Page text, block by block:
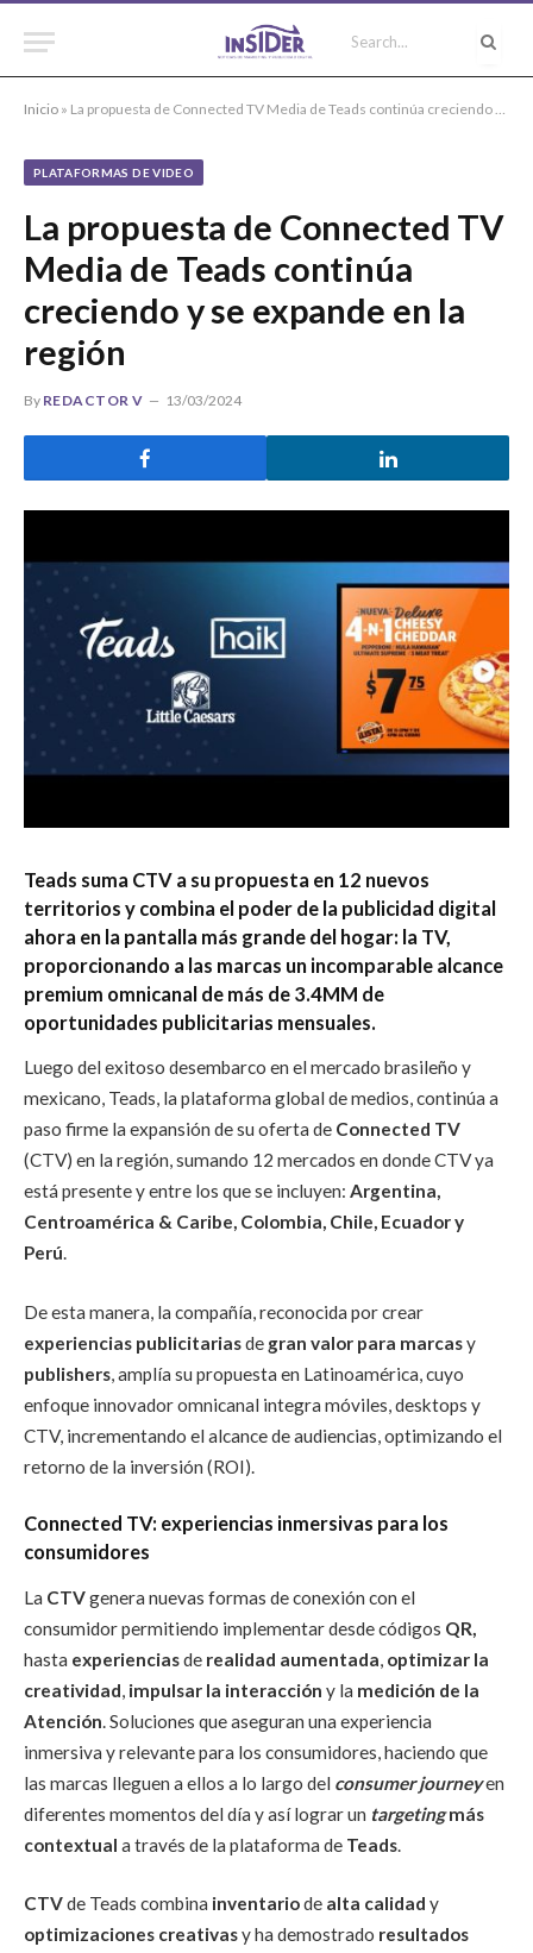
Inicio » La propuesta de Connected TV Media de Teads continúa creciendo y se expande en la región
PLATAFORMAS DE VIDEO
La propuesta de Connected TV
Media de Teads continúa
creciendo y se expande en la
región
By REDACTOR V 13/03/2024
Teads suma CTV a su propuesta en 12 nuevos
territorios y combina el poder de la publicidad digital
ahora en la pantalla más grande del hogar: la TV,
proporcionando a las marcas un incomparable alcance
premium omnicanal de más de 3.4MM de
oportunidades publicitarias mensuales.
Luego del exitoso desembarco en el mercado brasileño y
mexicano, Teads, la plataforma global de medios, continúa a
paso firme la expansión de su oferta de Connected TV
(CTV) en la región, sumando 12 mercados en donde CTV ya
está presente y entre los que se incluyen: Argentina,
Centroamérica & Caribe, Colombia, Chile, Ecuador y
Perú.
De esta manera, la compañía, reconocida por crear
experiencias publicitariasde gran valor para marcasy
publishers , amplía su propuesta en Latinoamérica, cuyo
enfoque innovador omnicanal integra móviles, desktops y
CTV, incrementando el alcance de audiencias, optimizando el
retorno de la inversión (ROI).
Connected TV: experiencias inmersivas para los
consumidores
La CTVgenera nuevas formas de conexión con el
consumidor permitiendo implementar desde códigos QR,
hasta experienciasde realidad aumentada optimizar la
creatividad impulsar la interacción y la medición de la
Atención . Soluciones que aseguran una experiencia
inmersiva y relevante para los consumidores, haciendo que
las marcas lleguen a ellos a lo largo del consumer journeyen
diferentes momentos del día y así lograr un targetingmás
contextual a través de la plataforma de Teads
CTVde Teads combina inventariode alta calidad y
optimizaciones creativasy ha demostrado resultados